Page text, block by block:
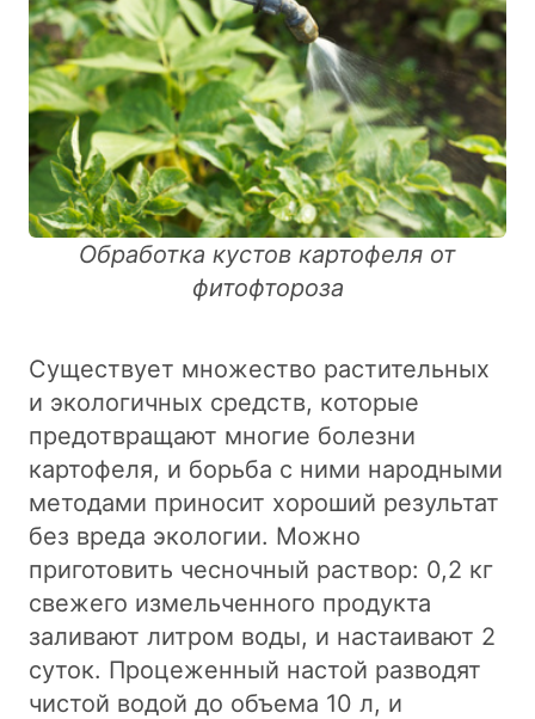
Обработка кустов картофеля от
фитофтороза
Существует множество растительных
и экологичных средств, которые
предотвращают многие болезни
картофеля, и борьба с ними народными
методами приносит хороший результат
без вреда экологии. Можно
приготовить чесночный раствор: 0,2 кг
свежего измельченного продукта
заливают литром воды, и настаивают 2
суток. Процеженный настой разводят
чистой водой до объема 10 л, и